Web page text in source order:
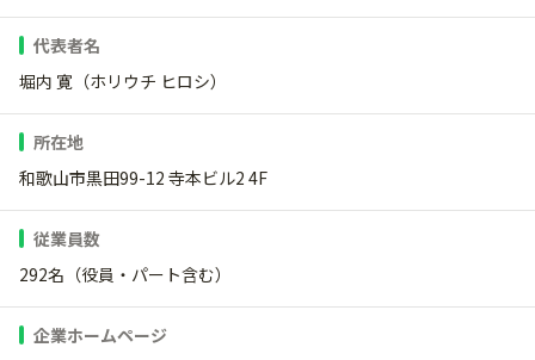
代表者名
堀内 寛（ホリウチ ヒロシ）
所在地
和歌山市黒田99-12 寺本ビル2 4F
従業員数
292名（役員・パート含む）
企業ホームページ